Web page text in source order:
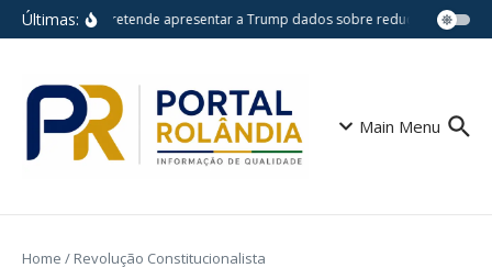
Ir para o conteúdo
Últimas:Lula pretende apresentar a Trump dados sobre redução do
Main Menu
Home / Revolução Constitucionalista